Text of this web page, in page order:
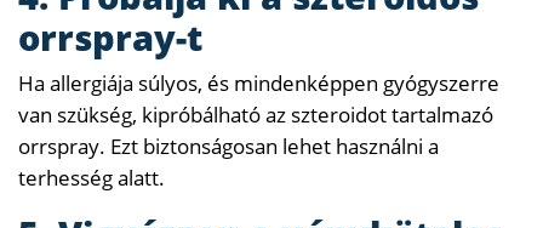
orrspray-t
Ha allergiája súlyos, és mindenképpen gyógyszerre
van szükség, kipróbálható az szteroidot tartalmazó
orrspray. Ezt biztonságosan lehet használni a
terhesség alatt.